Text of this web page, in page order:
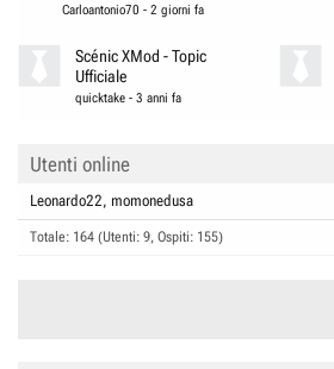
Carloantonio70 - 2 giorni fa
Scénic XMod - Topic
Ufficiale
quicktake -3 anni fa
Utenti online
Leonardo22 momonedusa
Totale: 164 (Utenti: 9, Ospiti: 155)